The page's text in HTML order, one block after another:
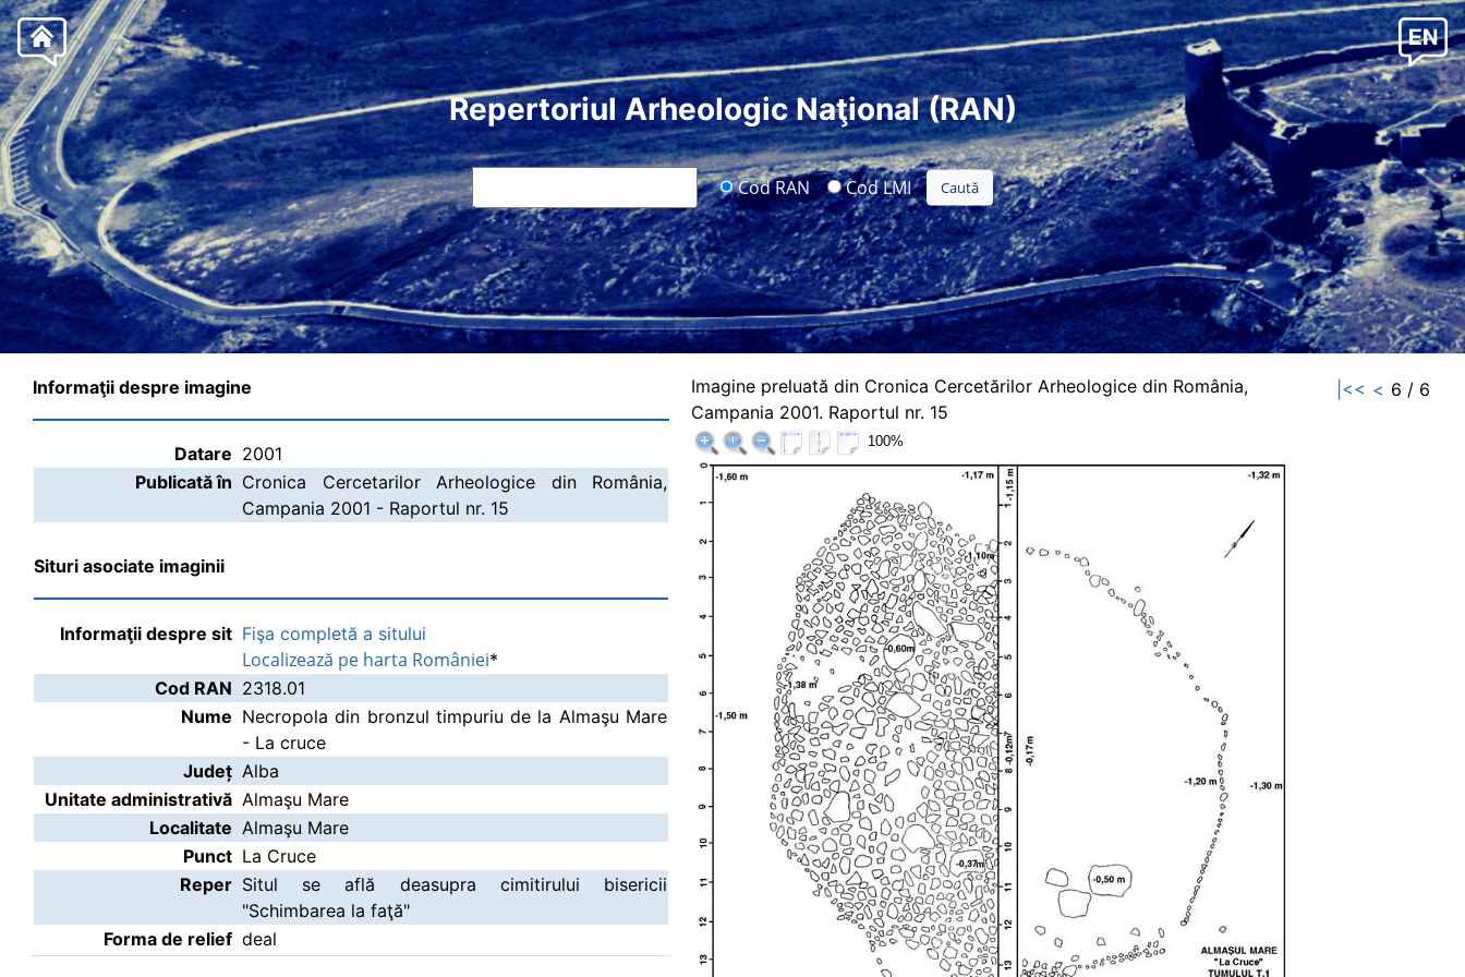
Repertoriul Arheologic Naţional (RAN)
Cod RAN Cod LMI
Informaţii despre imagine
Datare 2001
Publicată în Cronica Cercetarilor Arheologice din România,
Campania 2001 - Raportul nr. 15
Situri asociate imaginii
Informaţii despre sit Fişa completă a sitului
Localizează pe harta României*
Cod RAN 2318.01
Nume Necropola din bronzul timpuriu de la Almaşu Mare
- La cruce
Județ Alba
Unitate administrativă Almaşu Mare
Localitate Almaşu Mare
Punct La Cruce
Reper Situl se află deasupra cimitirului bisericii
"Schimbarea la faţă"
Forma de relief deal
|<< < 6 / 6
Imagine preluată din Cronica Cercetărilor Arheologice din România,
Campania 2001. Raportul nr. 15
100%